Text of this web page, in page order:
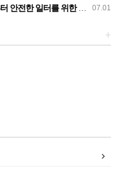
07.01
원지역본부 폭염감시단 선포 기자회견
+